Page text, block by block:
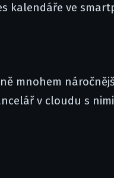
kalendáře ve
mnohem
v cloudu s